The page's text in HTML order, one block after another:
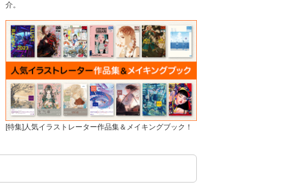
介。
[特集]人気イラストレーター作品集＆メイキングブック！